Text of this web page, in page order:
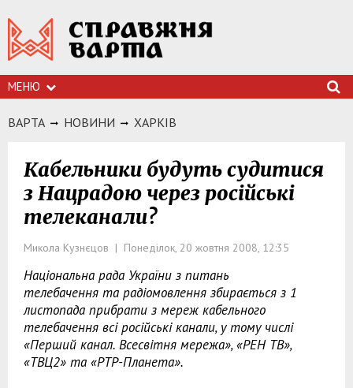
МЕНЮ
ВАРТА НОВИНИ ХАРКIВ
Кабельники будуть судитися
з Нацрадою через російські
телеканали?
Микола Кузнєцов | Понеділок, 20 жовтня 2008, 12:35
Національна рада України з питань
телебачення та радіомовлення збирається з 1
листопада прибрати з мереж кабельного
телебачення всі російські канали, у тому числі
«Перший канал. Всесвітня мережа», «РЕН ТВ»,
«ТВЦ2» та «РТР-Планета».